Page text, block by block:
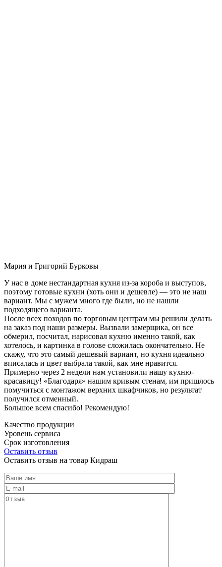
Мария и Григорий Бурковы
У нас в доме нестандартная кухня из-за короба и выступов,
поэтому готовые кухни (хоть они и дешевле) — это не наш
вариант. Мы с мужем много где были, но не нашли
подходящего варианта.
После всех походов по торговым центрам мы решили делать
на заказ под наши размеры. Вызвали замерщика, он все
обмерил, посчитал, нарисовал кухню именно такой, как
хотелось, и картинка в голове сложилась окончательно. Не
скажу, что это самый дешевый вариант, но кухня идеально
вписалась и цвет выбрала такой, как мне нравится.
Примерно через 2 недели нам установили нашу кухню-
красавицу! «Благодаря» нашим кривым стенам, им пришлось
помучиться с монтажом верхних шкафчиков, но результат
получился отменный.
Большое всем спасибо! Рекомендую!
Качество продукции
Уровень сервиса
Срок изготовления
Оставить отзыв
Оставить отзыв на товар Кидраш